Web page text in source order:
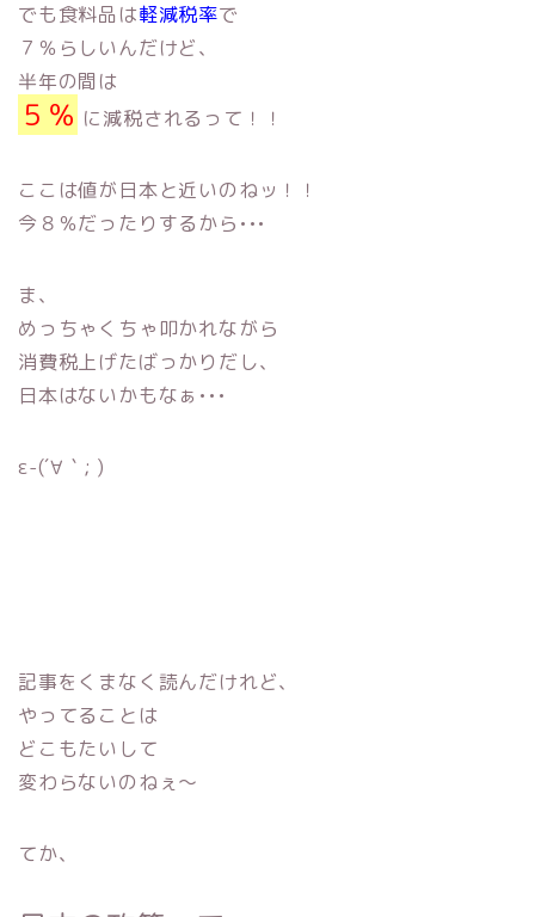
でも食料品は軽減税率で
７％らしいんだけど、
半年の間は
５％ に減税されるって！！
ここは値が日本と近いのねッ！！
今８％だったりするから•••
ま、
めっちゃくちゃ叩かれながら
消費税上げたばっかりだし、
日本はないかもなぁ•••
ε-(´∀｀; )
記事をくまなく読んだけれど、
やってることは
どこもたいして
変わらないのねぇ〜
てか、